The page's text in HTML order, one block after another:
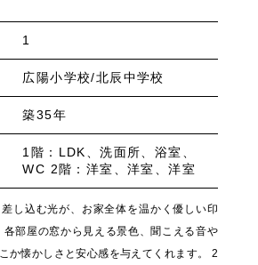
1
広陽小学校/北辰中学校
築35年
1階：LDK、洗面所、浴室、
WC 2階：洋室、洋室、洋室
し込む光が、お家全体を温かく優しい印
部屋の窓から見える景色、聞こえる音や
か懐かしさと安心感を与えてくれます。 2